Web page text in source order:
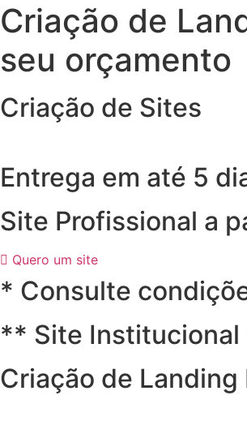
Criação de
seu orçamento
Criação de Sites
Entrega em até 5
Site Profissional a
Quero um site
* Consulte
** Site
Criação de Landing